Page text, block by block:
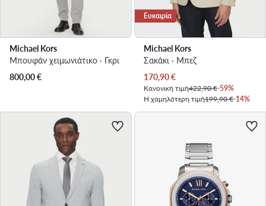
Michael Kors
Μπουφάν χειμωνιάτικο · Γκρι
800,00€
Ευκαιρία
Michael Kors
Σακάκι · Μπεζ
Τρέχουσα τιμή
170,90€
Κανονική τιμή422,90 €-59%
Η χαμηλότερη τιμή199,90 €-14%